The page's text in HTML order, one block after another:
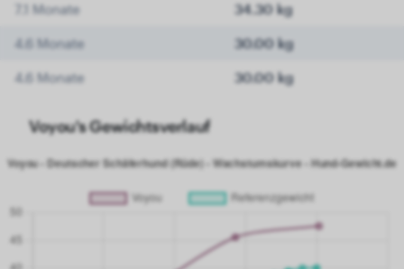
7.1 Monate 34.30 kg
4.6 Monate 30.00 kg
4.6 Monate 30.00 kg
Voyou's Gewichtsverlauf